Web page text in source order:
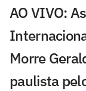
AO VIVO:
Morre
paulista